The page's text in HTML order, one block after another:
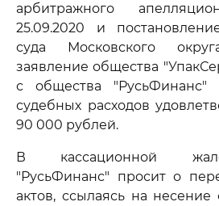
арбитражного
25.09.2020 и
суда Московского
заявление общества
с общества
судебных расходов
90 000 рублей.
В кассационной
"РусьФинанс" просит о
актов, ссылаясь на несение